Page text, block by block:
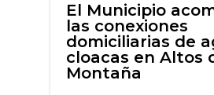
El Municipio
las conexiones
domiciliarias de
cloacas en Altos
Montaña